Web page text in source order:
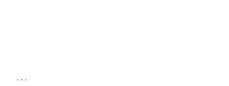
...